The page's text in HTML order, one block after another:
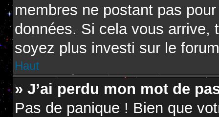
membres ne postant pas
données. Si cela vous arrive,
soyez plus investi sur le
Haut
» J’ai perdu mon mot de
Pas de panique ! Bien que